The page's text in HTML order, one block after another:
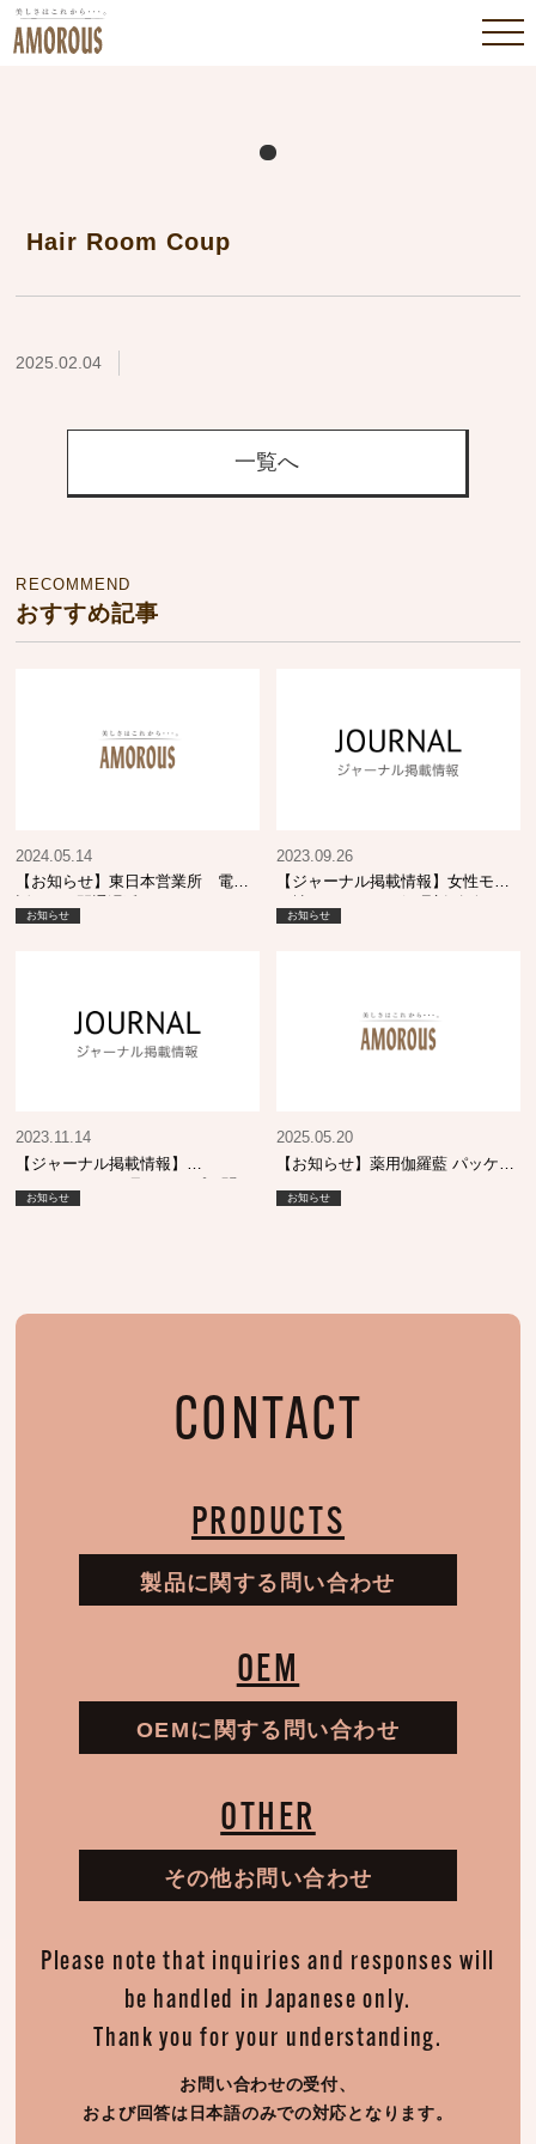
Hair Room Coup
2025.02.04
一覧へ
RECOMMEND
おすすめ記事
【お知らせ】東日本営業所 電
2024.05.14
お知らせ
【ジャーナル掲載情報】女性モー
BOOK
2023.09.26
お知らせ
【ジャーナル掲載情報】
SHINBIYO 12月号 トップに聞
く！
2023.11.14
お知らせ
【お知らせ】薬用伽羅藍 パッケー
2025.05.20
お知らせ
CONTACT
PRODUCTS
製品に関する問い合わせ
OEM
OEMに関する問い合わせ
OTHER
その他お問い合わせ
Please note that inquiries and responses will
be handled in Japanese only.
Thank you for your understanding.
お問い合わせの受付、
および回答は日本語のみでの対応となります。